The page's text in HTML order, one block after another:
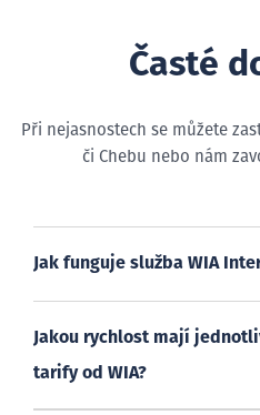
Časté
Při nejasnostech se můžete
či Chebu nebo nám
Jak funguje služba WIA
Jakou rychlost mají
tarify od WIA?